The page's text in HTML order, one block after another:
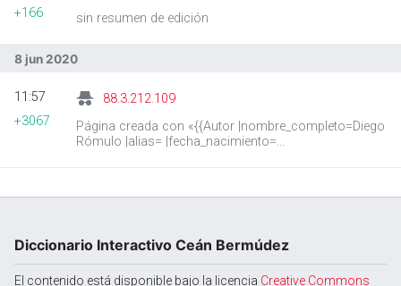
sin resumen de edición
+166
8 jun 2020
88.3.212.109
Página creada con «{{Autor |nombre_completo=Diego
Rómulo |alias= |fecha_nacimiento=
11:57
+3067
Diccionario Interactivo Ceán Bermúdez
El contenido está disponible bajo la licencia Creative Commons